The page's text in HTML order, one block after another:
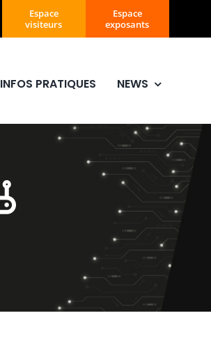
Espace
visiteurs
Espace
exposants
INFOS PRATIQUES NEWS